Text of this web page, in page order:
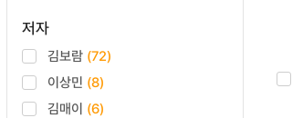
저자
김보람 (72)
이상민 (8)
김매이 (6)